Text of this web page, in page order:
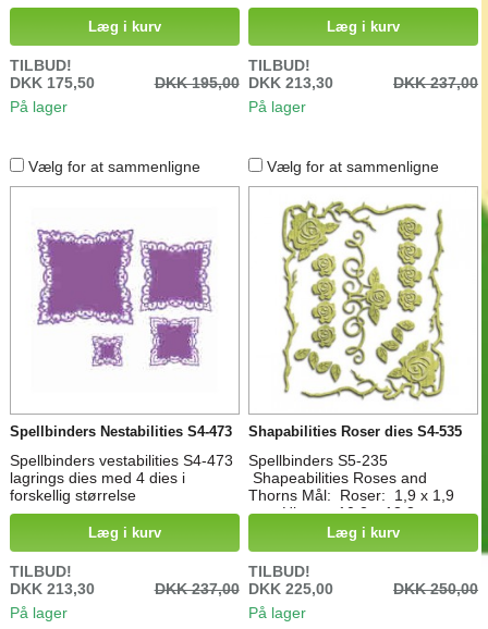
Læg i kurv
TILBUD!
DKK 175,50
DKK 195,00
På lager
Læg i kurv
TILBUD!
DKK 213,30
DKK 237,00
På lager
Vælg for at sammenligne
Spellbinders Nestabilities S4-473
Spellbinders vestabilities S4-473
lagrings dies med 4 dies i
forskellig størrelse
Læg i kurv
TILBUD!
DKK 213,30
DKK 237,00
På lager
Vælg for at sammenligne
Shapabilities Roser dies S4-535
Spellbinders S5-235
Shapeabilities Roses and
Thorns Mål: Roser: 1,9 x 1,9
cm, Hjørne: 10,2 x 13,3 cm,
Blade: 0,6 x 1,3 cm, bord/
Swag: 3,2 x 9,5 cm
Læg i kurv
TILBUD!
DKK 225,00
DKK 250,00
På lager